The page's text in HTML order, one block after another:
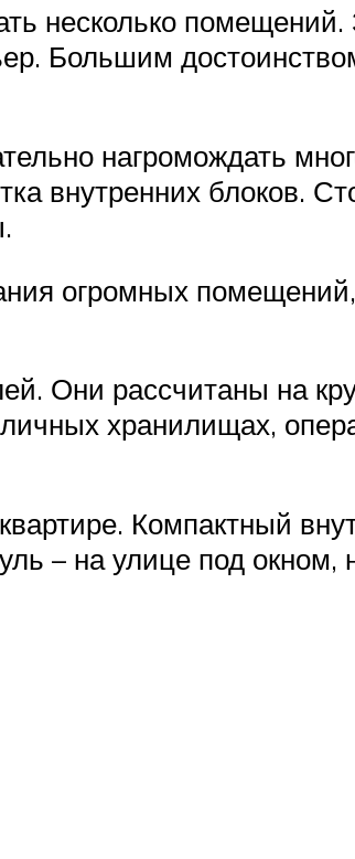
несколько помещений.
Большим
нагромождать
внутренних блоков.
огромных помещений,
Они рассчитаны на
хранилищах,
Компактный
– на улице под окном,